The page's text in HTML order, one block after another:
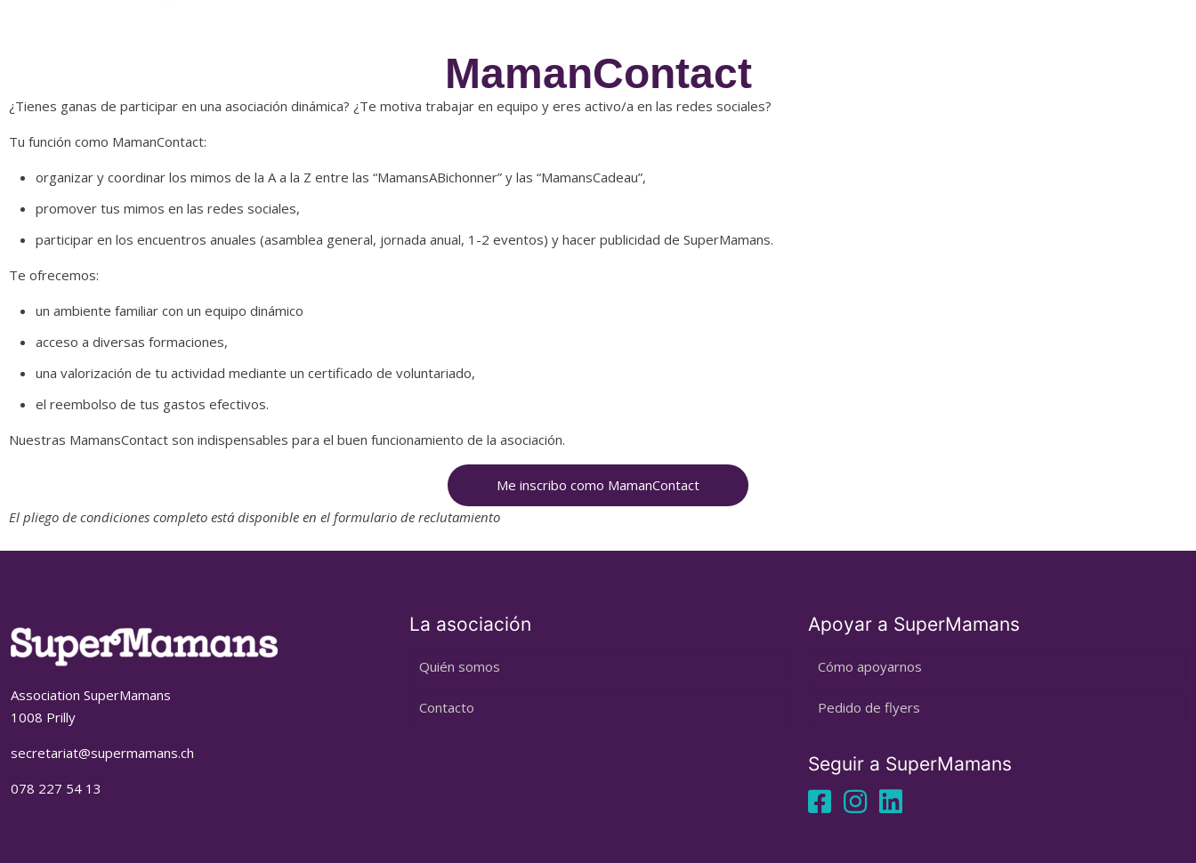
MamanContact
¿Tienes ganas de participar en una asociación dinámica? ¿Te motiva trabajar en equipo y eres activo/a en las redes sociales?
Tu función como MamanContact:
organizar y coordinar los mimos de la A a la Z entre las “MamansABichonner” y las “MamansCadeau”,
promover tus mimos en las redes sociales,
participar en los encuentros anuales (asamblea general, jornada anual, 1-2 eventos) y hacer publicidad de SuperMamans.
Te ofrecemos:
un ambiente familiar con un equipo dinámico
acceso a diversas formaciones,
una valorización de tu actividad mediante un certificado de voluntariado,
el reembolso de tus gastos efectivos.
Nuestras MamansContact son indispensables para el buen funcionamiento de la asociación.
Me inscribo como MamanContact
El pliego de condiciones completo está disponible en el formulario de reclutamiento
Association SuperMamans
1008 Prilly
secretariat@supermamans.ch
078 227 54 13
La asociación
Quién somos
Contacto
Apoyar a SuperMamans
Cómo apoyarnos
Pedido de flyers
Seguir a SuperMamans